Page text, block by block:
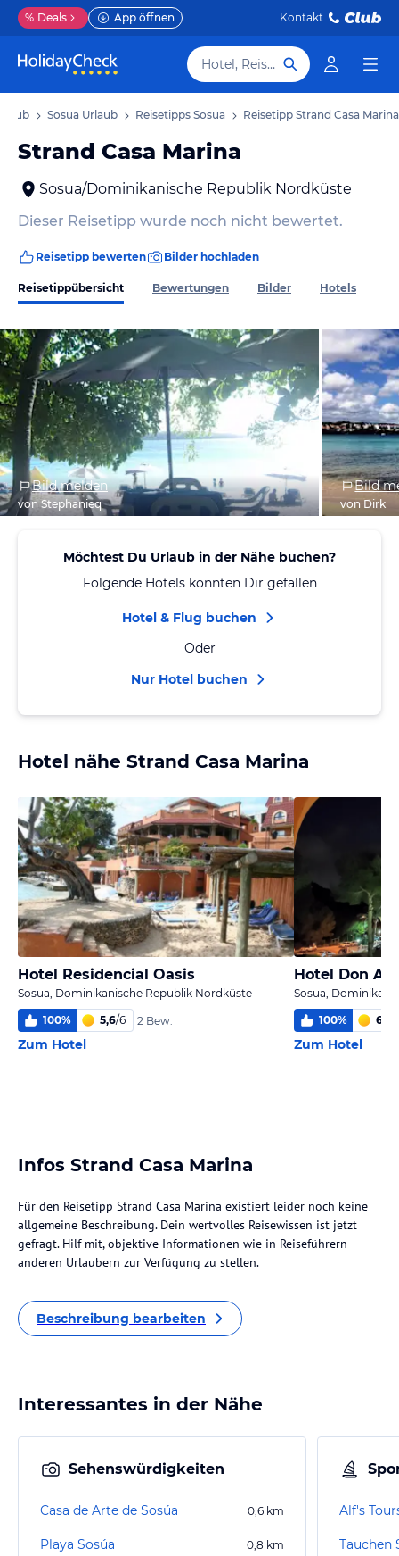
% Deals App öffnen Kontakt
Hotel, Reiseziel
Sosua Urlaub Reisetipps Sosua Reisetipp Strand Casa Marina
Strand Casa Marina
Sosua/Dominikanische Republik Nordküste
Dieser Reisetipp wurde noch nicht bewertet.
Reisetipp bewerten Bilder hochladen
Reisetippübersicht Bewertungen Bilder Hotels
Bild melden
von Stephanieq
Bild
von Dirk
Möchtest Du Urlaub in der Nähe buchen?
Folgende Hotels könnten Dir gefallen
Hotel & Flug buchen
Oder
Nur Hotel buchen
Hotel nähe Strand Casa Marina
Hotel Residencial Oasis
Sosua, Dominikanische Republik Nordküste
100% 5,6/6 2 Bew.
Zum Hotel
Hotel Don
Sosua,
100% 6,0
Zum Hotel
Infos Strand Casa Marina
Für den Reisetipp Strand Casa Marina existiert leider noch keine
allgemeine Beschreibung. Dein wertvolles Reisewissen ist jetzt
gefragt. Hilf mit, objektive Informationen wie in Reiseführern
anderen Urlaubern zur Verfügung zu stellen.
Beschreibung bearbeiten
Interessantes in der Nähe
Sehenswürdigkeiten
Casa de Arte de Sosúa 0,6 km
Playa Sosúa 0,8 km
Alf's
Tauchen